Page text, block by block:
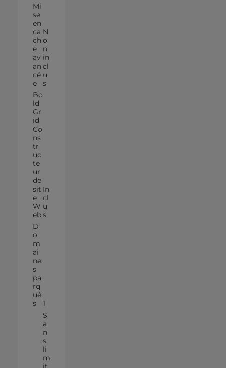
Mi
se
en
ca
ch
e
av
an
cé
e
N
o
n
in
cl
u
s
Bo
ld
Gr
id
Co
ns
tr
uc
te
ur
de
sit
e
W
eb
In
cl
u
s
D
o
m
ai
ne
s
pa
rq
ué
s
1
S
a
n
s
li
m